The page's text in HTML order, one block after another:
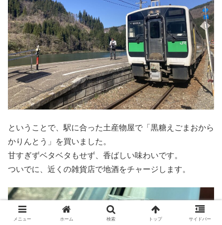
ということで、駅に合った土産物屋で「黒糖えごまおから
かりんとう」を買いました。
甘すぎずベタベタもせず、香ばしい味わいです。
ついでに、近くの雑貨店で地酒をチャージします。
メニュー ホーム 検索 トップ サイドバー